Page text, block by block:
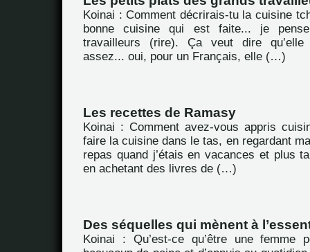
Koinai : Comment décrirais-tu la cuisine
bonne cuisine qui est faite... je
travailleurs (rire). Ça veut dire
assez... oui, pour un Français, elle (…)
Les recettes de Ramasy
Koinai : Comment avez-vous appris
faire la cuisine dans le tas, en regardant
repas quand j’étais en vacances et plus
en achetant des livres de (…)
Des séquelles qui mènent à
Koinai : Qu’est-ce qu’être une femme